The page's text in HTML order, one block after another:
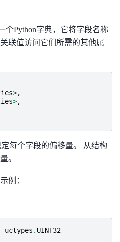
个Python字典，它将字段名称
联值访问它们所需的其他属
>,
>,
每个字段的偏移量。 从结构
。
例：
uctypes . UINT32